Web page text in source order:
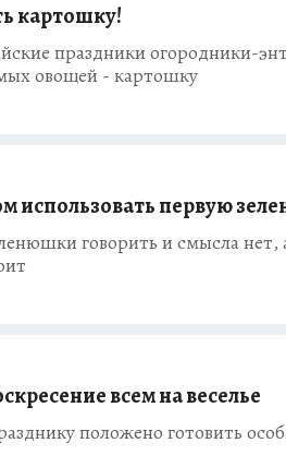
картошку!
праздники огородники-
овощей - картошку
использовать первую
говорить и смысла нет,
всем на веселье
положено готовить